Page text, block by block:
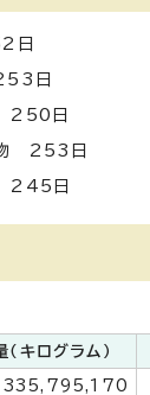
日
日
250日
物 253日
245日
（キログラム）
335,795,170